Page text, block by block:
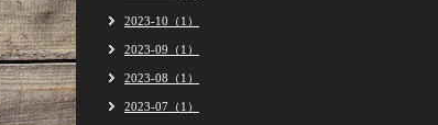
2023-10（1）
2023-09（1）
2023-08（1）
2023-07（1）